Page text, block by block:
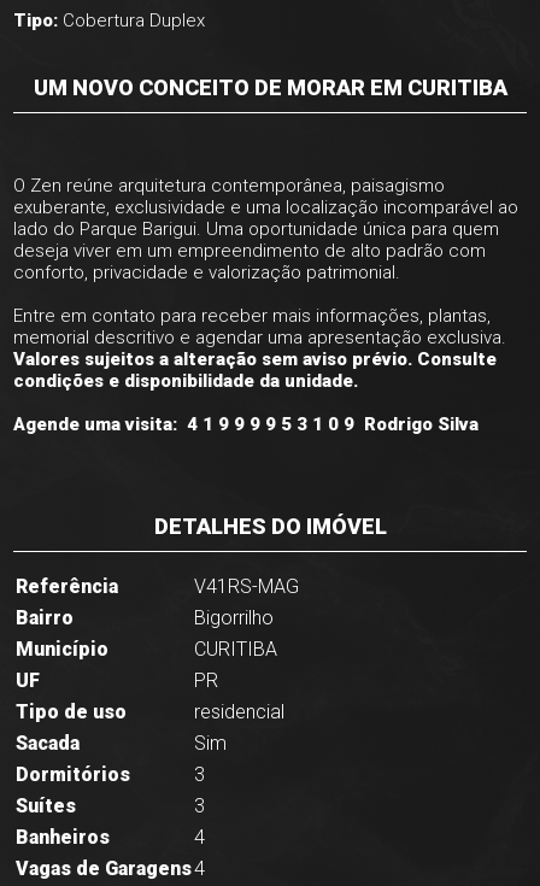
Tipo: Cobertura Duplex
UM NOVO CONCEITO DE MORAR EM CURITIBA
O Zen reúne arquitetura contemporânea, paisagismo
exuberante, exclusividade e uma localização incomparável ao
lado do Parque Barigui. Uma oportunidade única para quem
deseja viver em um empreendimento de alto padrão com
conforto, privacidade e valorização patrimonial.
Entre em contato para receber mais informações, plantas,
memorial descritivo e agendar uma apresentação exclusiva.
Valores sujeitos a alteração sem aviso prévio. Consulte
condições e disponibilidade da unidade.
Agende uma visita: 4 1 9 9 9 9 5 3 1 0 9 Rodrigo Silva
DETALHES DO IMÓVEL
Referência
V41RS-MAG
Bairro
Bigorrilho
Município
CURITIBA
UF
PR
Tipo de uso
residencial
Sacada
Sim
Dormitórios
3
Suítes
3
Banheiros
4
Vagas de Garagens4